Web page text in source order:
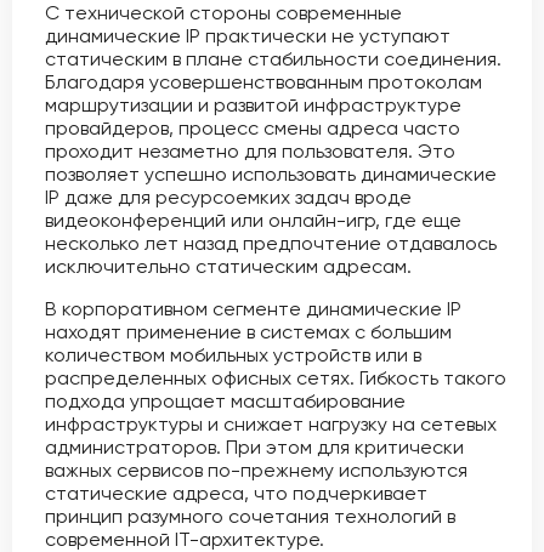
С технической стороны современные
динамические IP практически не уступают
статическим в плане стабильности соединения.
Благодаря усовершенствованным протоколам
маршрутизации и развитой инфраструктуре
провайдеров, процесс смены адреса часто
проходит незаметно для пользователя. Это
позволяет успешно использовать динамические
IP даже для ресурсоемких задач вроде
видеоконференций или онлайн-игр, где еще
несколько лет назад предпочтение отдавалось
исключительно статическим адресам.
В корпоративном сегменте динамические IP
находят применение в системах с большим
количеством мобильных устройств или в
распределенных офисных сетях. Гибкость такого
подхода упрощает масштабирование
инфраструктуры и снижает нагрузку на сетевых
администраторов. При этом для критически
важных сервисов по-прежнему используются
статические адреса, что подчеркивает
принцип разумного сочетания технологий в
современной IT-архитектуре.